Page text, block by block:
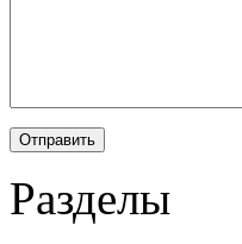
Разделы